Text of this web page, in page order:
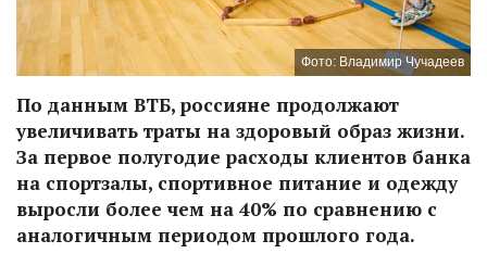
Фото: Владимир Чучадеев
По данным ВТБ, россияне продолжают
увеличивать траты на здоровый образ жизни.
За первое полугодие расходы клиентов банка
на спортзалы, спортивное питание и одежду
выросли более чем на 40% по сравнению с
аналогичным периодом прошлого года.